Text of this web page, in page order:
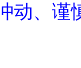
动、谨